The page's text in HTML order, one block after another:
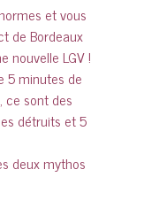
deux mythos